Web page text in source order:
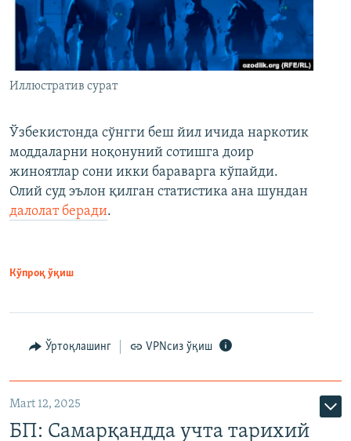
Иллюстратив сурат
Ўзбекистонда сўнгги беш йил ичида наркотик
моддаларни ноқонуний сотишга доир
жиноятлар сони икки бараварга кўпайди.
Олий суд эълон қилган статистика ана шундан
далолат беради.
Кўпроқ ўқиш
Ўртоқлашинг VPNсиз ўқиш
Mart 12, 2025
БП: Самарқандда учта тарихий